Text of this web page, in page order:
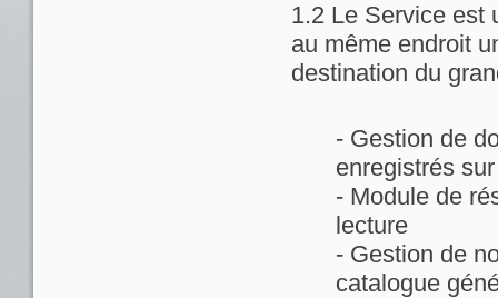
1.2 Le Service est
au même endroit
destination du
- Gestion de
enregistrés
- Module de
lecture
- Gestion de
catalogue